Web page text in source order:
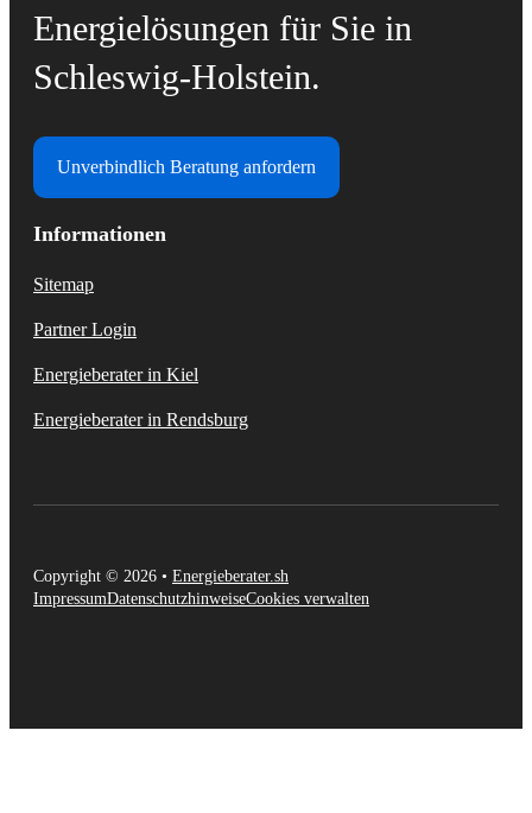
Informationen
Sitemap
Partner Login
Energieberater in Kiel
Energieberater in Rendsburg
Energielösungen für Sie in
Schleswig-Holstein.
Unverbindlich Beratung anfordern
Copyright © 2026 • Energieberater.sh
ImpressumDatenschutzhinweiseCookies verwalten